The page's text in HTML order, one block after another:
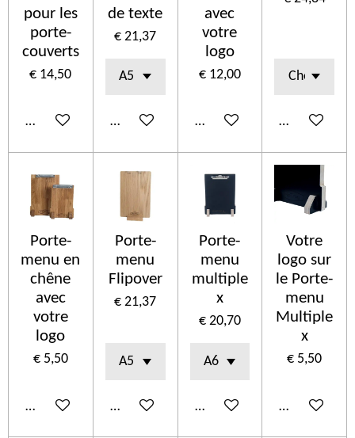
pour les
porte-
couverts
€ 14,50
In winkelwagen
de texte
€ 21,37
In winkelwagen
avec
votre
logo
€ 12,00
In winkelwagenIn
Porte-
menu en
chêne
avec
votre
logo
€ 5,50
In winkelwagen
Porte-
menu
Flipover
€ 21,37
In winkelwagen
Porte-
menu
multiple
x
€ 20,70
In winkelwagen
Votre
logo sur
le Porte-
menu
Multiple
x
€ 5,50
In